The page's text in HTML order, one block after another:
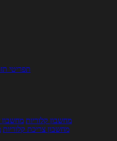
תפריטי
מחשבון קלוריות מחשבון
מחשבון צריכת קלוריות